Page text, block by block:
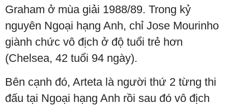
Graham ở mùa giải 1988/89. Trong kỷ
nguyên Ngoại hạng Anh, chỉ Jose Mourinho
giành chức vô địch ở độ tuổi trẻ hơn
(Chelsea, 42 tuổi 94 ngày).
Bên cạnh đó, Arteta là người thứ 2 từng thi
đấu tại Ngoại hạng Anh rồi sau đó vô địch